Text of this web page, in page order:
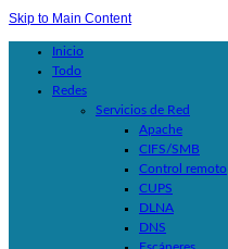
Skip to Main Content
Inicio
Todo
Redes
Servicios de Red
Apache
CIFS/SMB
Control remoto
CUPS
DLNA
DNS